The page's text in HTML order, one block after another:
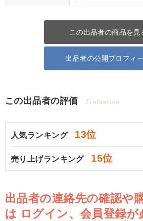
この出品者の商品を見
出品者の公開プロフィ
この出品者の評価 Evaluation
人気ランキング 13位
売り上げランキング 15位
出品者の連絡先の確認や
は ログイン、会員登録が